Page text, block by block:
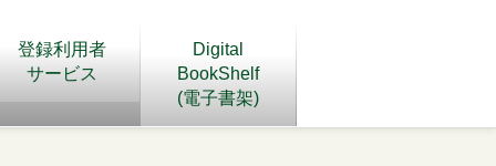
登録利用者
サービス
Digital
BookShelf
(電子書架)